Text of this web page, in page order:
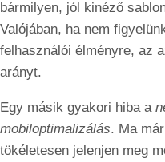
bármilyen, jól kinéző
Valójában, ha nem
felhasználói élményre, az
arányt.
Egy másik gyakori hiba a
mobiloptimalizálás. Ma
tökéletesen jelenjen meg